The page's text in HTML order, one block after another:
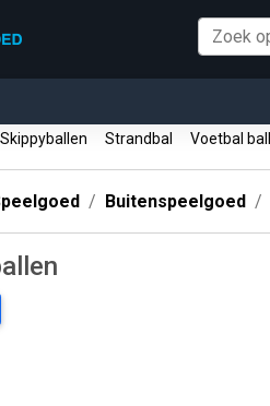
Skippyballen Strandbal Voetbal
Buitenspeelgoed